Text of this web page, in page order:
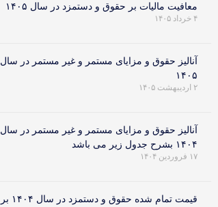
معافیت مالیات بر حقوق و دستمزد در سال ۱۴۰۵
۴ خرداد ۱۴۰۵
آنالیز حقوق و مزایای مستمر و غیر مستمر در سال
۱۴۰۵
۲ اردیبهشت ۱۴۰۵
آنالیز حقوق و مزایای مستمر و غیر مستمر در سال
۱۴۰۴ بشرح جدول زیر می باشد
۱۷ فروردین ۱۴۰۴
قیمت تمام شده حقوق و دستمزد در سال ۱۴۰۴ بر